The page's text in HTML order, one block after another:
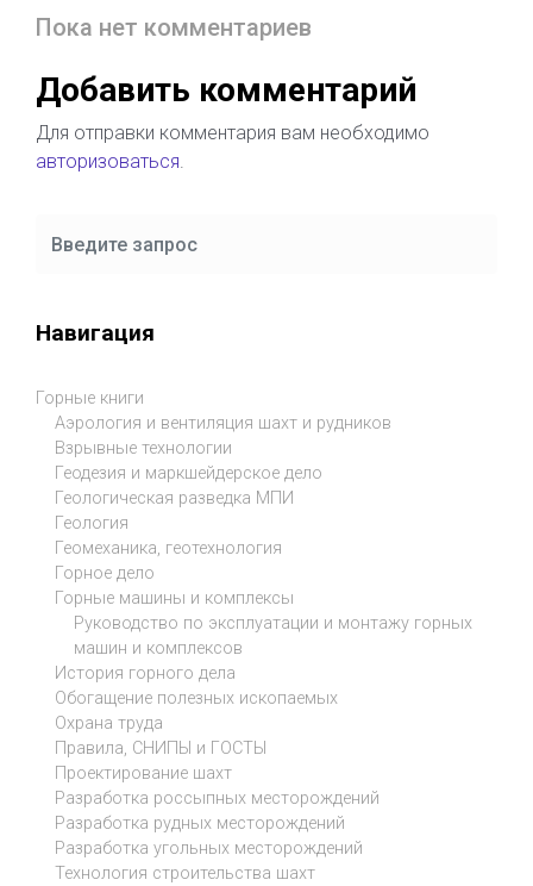
Пока нет комментариев
Добавить комментарий
Для отправки комментария вам необходимо
авторизоваться.
Навигация
Горные книги
Аэрология и вентиляция шахт и рудников
Взрывные технологии
Геодезия и маркшейдерское дело
Геологическая разведка МПИ
Геология
Геомеханика, геотехнология
Горное дело
Горные машины и комплексы
Руководство по эксплуатации и монтажу горных
машин и комплексов
История горного дела
Обогащение полезных ископаемых
Охрана труда
Правила, СНИПЫ и ГОСТЫ
Проектирование шахт
Разработка россыпных месторождений
Разработка рудных месторождений
Разработка угольных месторождений
Технология строительства шахт